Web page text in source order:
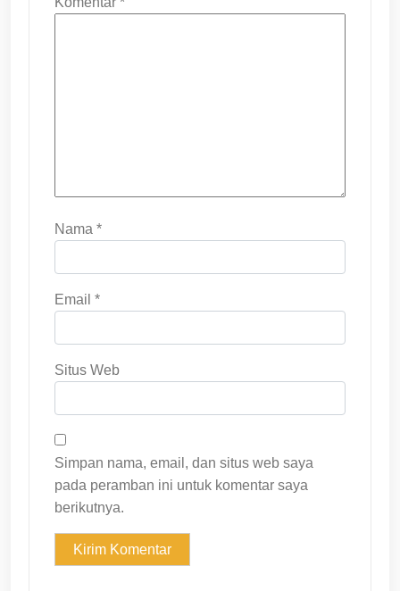
Nama *
Email *
Situs Web
Simpan nama, email, dan situs web saya
pada peramban ini untuk komentar saya
berikutnya.